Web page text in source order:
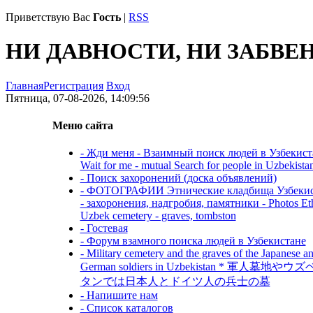
Приветствую Вас Гость | RSS
НИ ДАВНОСТИ, НИ
ГлавнаяРегистрация Вход
Пятница, 07-08-2026, 14:09:56
Меню сайта
- Жди меня - Взаимный поиск людей в
Wait for me - mutual Search for people in
- Поиск захоронений (доска объявлений)
- ФОТОГРАФИИ Этнические кладбища
- захоронения, надгробия, памятники - Photos
Uzbek cemetery - graves, tombston
- Гостевая
- Форум взамного поиска людей в Узбекистане
- Military cemetery and the graves of the Japanese
German soldiers in Uzbekistan * 軍人墓地やウズ
タンでは日本人とドイツ人の兵士の墓
- Напишите нам
- Список каталогов